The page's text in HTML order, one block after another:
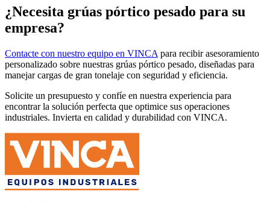
¿Necesita grúas pórtico pesado para su
empresa?
Contacte con nuestro equipo en VINCA para recibir asesoramiento
personalizado sobre nuestras grúas pórtico pesado, diseñadas para
manejar cargas de gran tonelaje con seguridad y eficiencia.
Solicite un presupuesto y confíe en nuestra experiencia para
encontrar la solución perfecta que optimice sus operaciones
industriales. Invierta en calidad y durabilidad con VINCA.